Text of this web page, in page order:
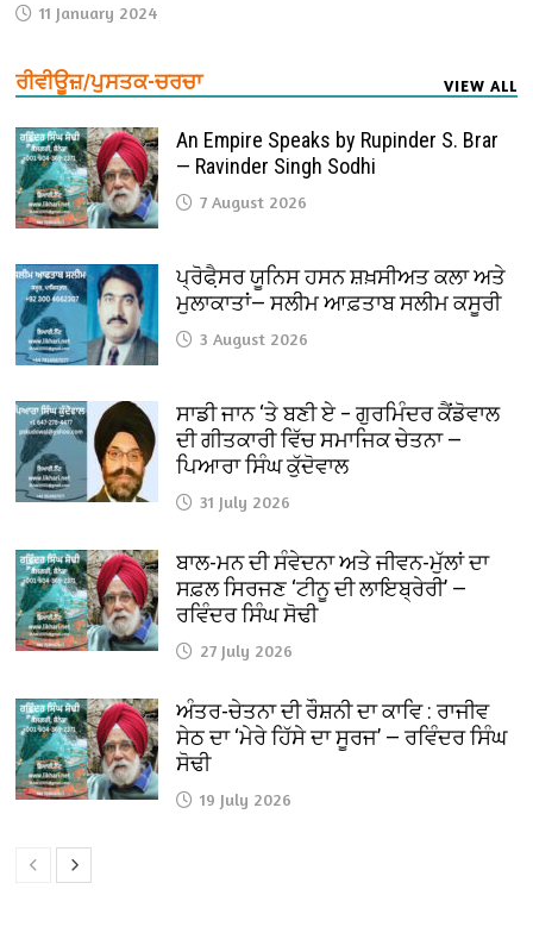
11 January 2024
ਰੀਵੀਊਜ਼/ਪੁਸਤਕ-ਚਰਚਾ VIEW ALL
An Empire Speaks by Rupinder S. Brar
— Ravinder Singh Sodhi
7 August 2026
ਪ੍ਰੋਫੈ਼ਸਰ ਯੂਨਿਸ ਹਸਨ ਸ਼ਖ਼ਸੀਅਤ ਕਲਾ ਅਤੇ
ਮੁਲਾਕਾਤਾਂ— ਸਲੀਮ ਆਫ਼ਤਾਬ ਸਲੀਮ ਕਸੂਰੀ
3 August 2026
ਸਾਡੀ ਜਾਨ ‘ਤੇ ਬਣੀ ਏ – ਗੁਰਮਿੰਦਰ ਕੈਂਡੋਵਾਲ
ਦੀ ਗੀਤਕਾਰੀ ਵਿੱਚ ਸਮਾਜਿਕ ਚੇਤਨਾ —
ਪਿਆਰਾ ਸਿੰਘ ਕੁੱਦੋਵਾਲ
31 July 2026
ਬਾਲ-ਮਨ ਦੀ ਸੰਵੇਦਨਾ ਅਤੇ ਜੀਵਨ-ਮੁੱਲਾਂ ਦਾ
ਸਫ਼ਲ ਸਿਰਜਣ ‘ਟੀਨੂ ਦੀ ਲਾਇਬ੍ਰੇਰੀ’ —
ਰਵਿੰਦਰ ਸਿੰਘ ਸੋਢੀ
27 July 2026
ਅੰਤਰ-ਚੇਤਨਾ ਦੀ ਰੌਸ਼ਨੀ ਦਾ ਕਾਵਿ : ਰਾਜੀਵ
ਸੇਠ ਦਾ ‘ਮੇਰੇ ਹਿੱਸੇ ਦਾ ਸੂਰਜ’ — ਰਵਿੰਦਰ ਸਿੰਘ
ਸੋਢੀ
19 July 2026